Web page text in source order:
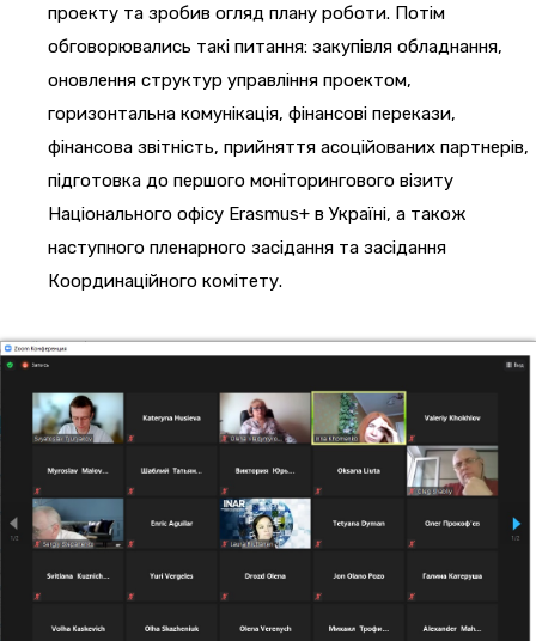
проекту та зробив огляд плану роботи. Потім
обговорювались такі питання: закупівля обладнання,
оновлення структур управління проектом,
горизонтальна комунікація, фінансові перекази,
фінансова звітність, прийняття асоційованих партнерів,
підготовка до першого моніторингового візиту
Національного офісу Erasmus+ в Україні, а також
наступного пленарного засідання та засідання
Координаційного комітету.